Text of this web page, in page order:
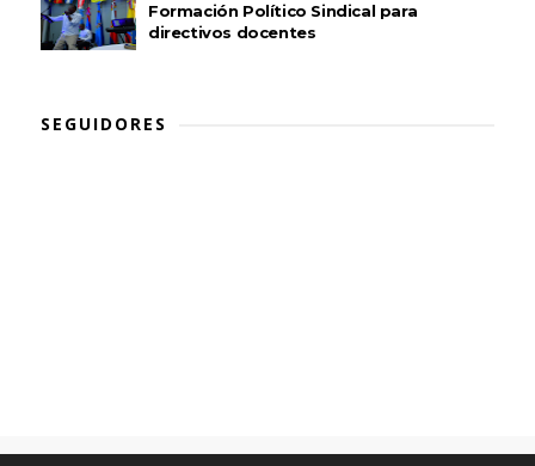
Formación Político Sindical para
directivos docentes
SEGUIDORES